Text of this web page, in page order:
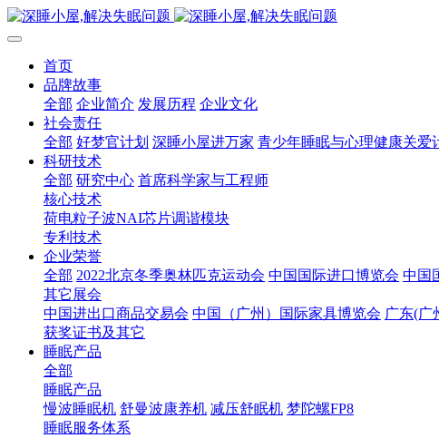
首页
品牌故事
全部 企业简介 发展历程 企业文化
社会责任
全部 好梦官计划 深睡小屋进万家 青少年睡眠与心理健康关爱
科研技术
全部 研究中心 首席科学家与工程师
核心技术
荷电粒子波NAI芯片调谐模块
专利技术
企业荣誉
全部 2022北京冬季奥林匹克运动会 中国国际进口博览会 中国
其它展会
中国进出口商品交易会 中国（广州）国际家具博览会 广东(广
获奖证书及其它
睡眠产品
全部
睡眠产品
慢波睡眠机 舒曼波康养机 减压舒眠机 梦陀螺FP8
睡眠服务体系